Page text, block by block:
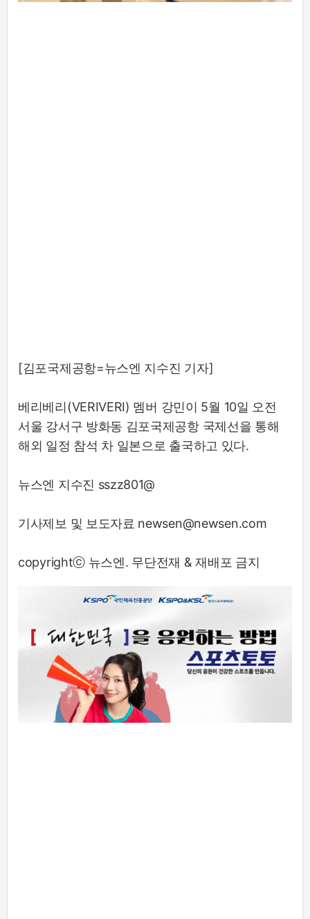
[김포국제공항=뉴스엔 지수진 기자]
베리베리(VERIVERI) 멤버 강민이 5월 10일 오전
서울 강서구 방화동 김포국제공항 국제선을 통해
해외 일정 참석 차 일본으로 출국하고 있다.
뉴스엔 지수진 sszz801@
기사제보 및 보도자료 newsen@newsen.com
copyrightⓒ 뉴스엔. 무단전재 & 재배포 금지